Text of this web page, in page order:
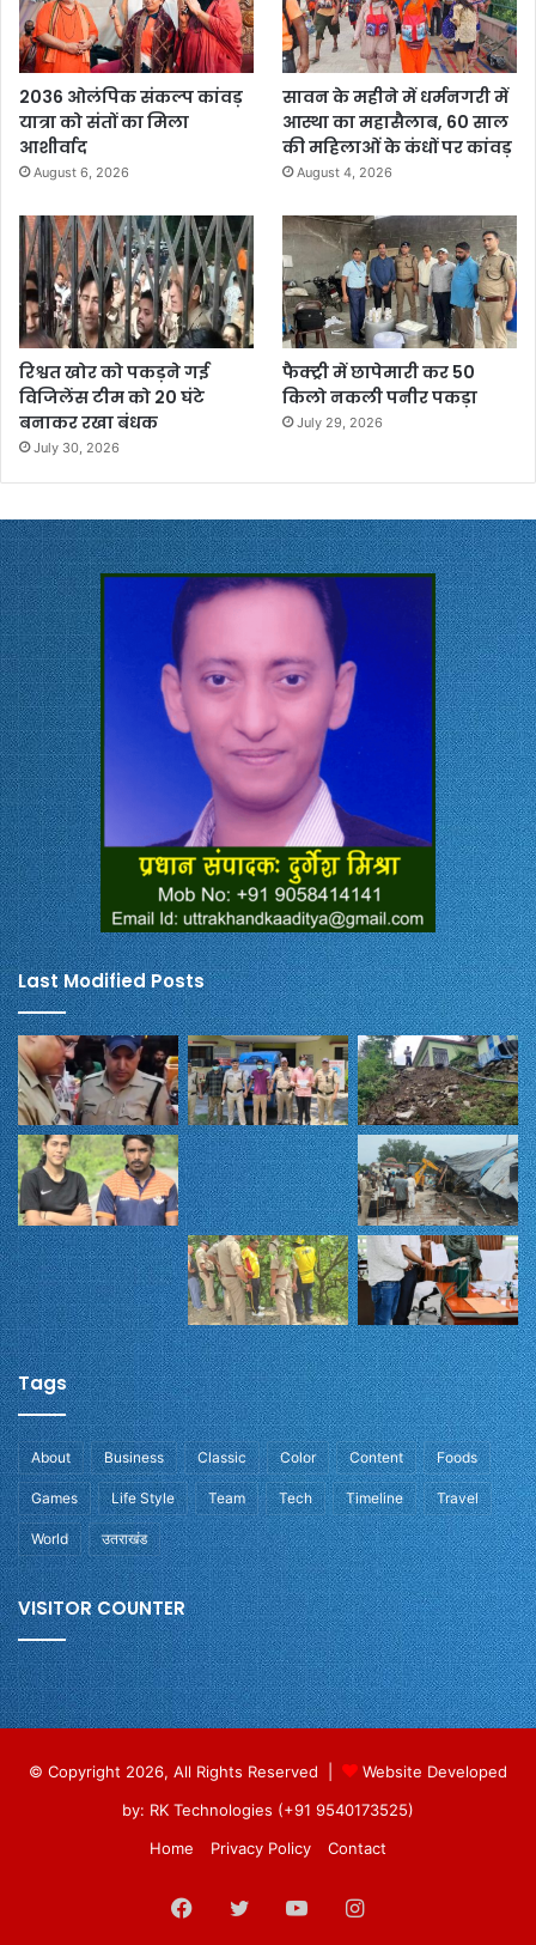
2036 ओलंपिक संकल्प कांवड़
यात्रा को संतों का मिला
आशीर्वाद
August 6, 2026
सावन के महीने में धर्मनगरी में
आस्था का महासैलाब, 60 साल
की महिलाओं के कंधों पर कांवड़
August 4, 2026
रिश्वत खोर को पकड़ने गई
विजिलेंस टीम को 20 घंटे
बनाकर रखा बंधक
July 30, 2026
फैक्ट्री में छापेमारी कर 50
किलो नकली पनीर पकड़ा
July 29, 2026
Last Modified Posts
Tags
About Business Classic Color Content Foods
Games Life Style Team Tech Timeline Travel
World उतराखंड
VISITOR COUNTER
© Copyright 2026, All Rights Reserved |
Website Developed
by: RK Technologies (+91 9540173525)
Home
Privacy Policy Contact
Facebook
TwitterYouTubeInstagram